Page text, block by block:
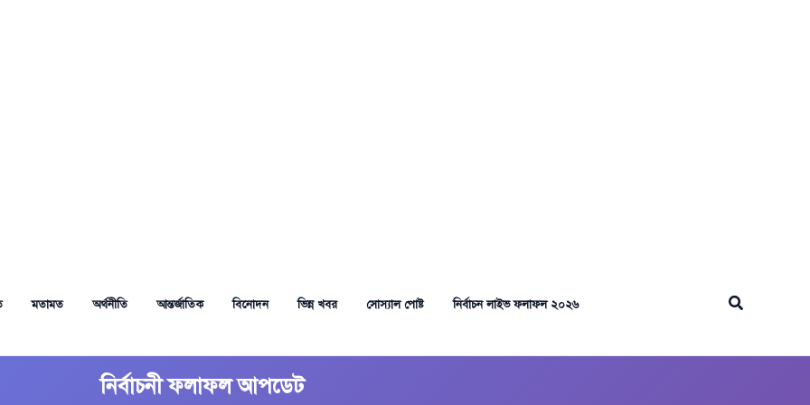
মতামত অর্থনীতি আন্তর্জাতিক বিনোদন ভিন্ন খবর সোস্যাল পোষ্ট নির্বাচন লাইভ ফলাফল ২০২৬ Search
নির্বাচনী ফলাফল আপডেট